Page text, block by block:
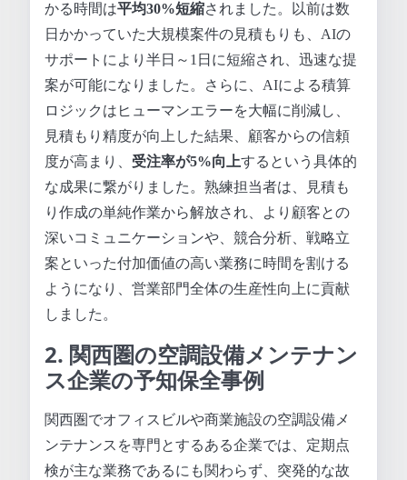
かる時間は平均30%短縮されました。以前は数
日かかっていた大規模案件の見積もりも、AIの
サポートにより半日～1日に短縮され、迅速な提
案が可能になりました。さらに、AIによる積算
ロジックはヒューマンエラーを大幅に削減し、
見積もり精度が向上した結果、顧客からの信頼
度が高まり、 受注率が5%向上するという具体的
な成果に繋がりました。熟練担当者は、見積も
り作成の単純作業から解放され、より顧客との
深いコミュニケーションや、競合分析、戦略立
案といった付加価値の高い業務に時間を割ける
ようになり、営業部門全体の生産性向上に貢献
しました。
2. 関西圏の空調設備メンテナン
ス企業の予知保全事例
関西圏でオフィスビルや商業施設の空調設備メ
ンテナンスを専門とするある企業では、定期点
検が主な業務であるにも関わらず、突発的な故